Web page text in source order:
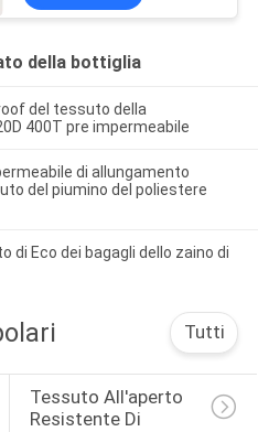
della bottiglia
del tessuto della
400T pre impermeabile
di allungamento
del piumino del poliestere
di Eco dei bagagli dello zaino di
Tutti
Tessuto All'aperto
Resistente Di